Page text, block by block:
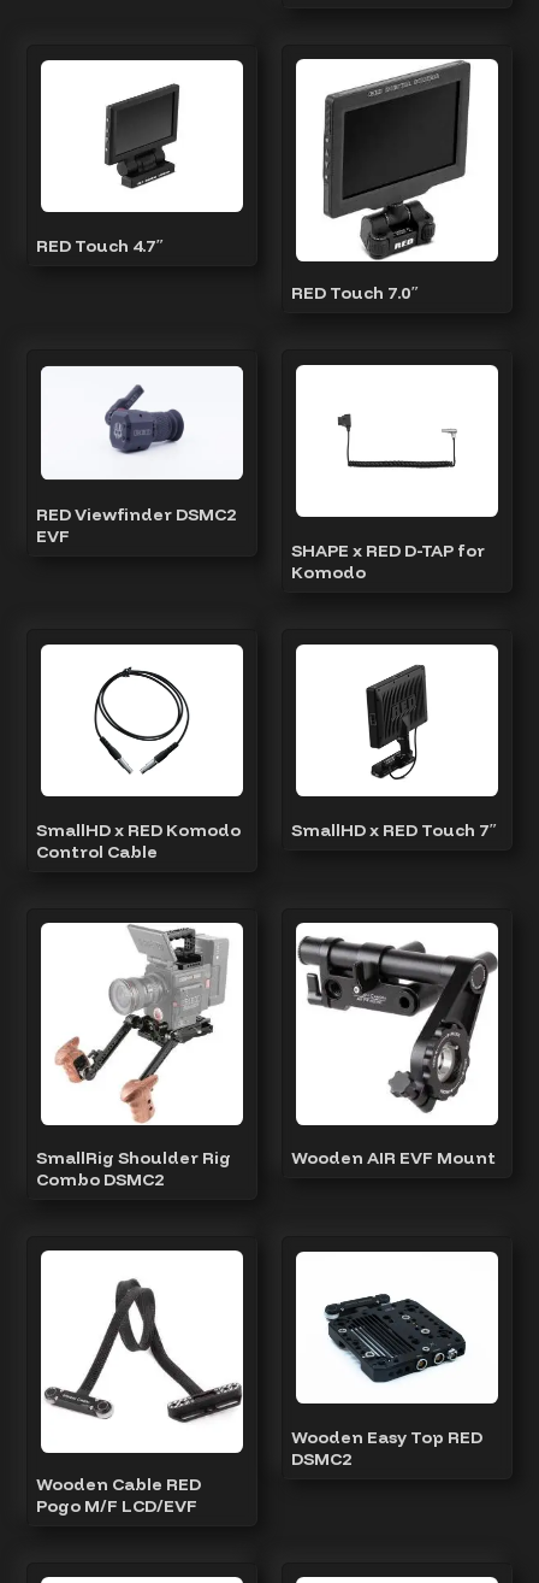
RED Touch 4.7″
RED Touch 7.0″
RED Viewfinder DSMC2
EVF
SHAPE x RED D-TAP for
Komodo
SmallHD x RED Komodo
Control Cable
SmallHD x RED Touch 7″
SmallRig Shoulder Rig
Combo DSMC2
Wooden AIR EVF Mount
Wooden Cable RED
Pogo M/F LCD/EVF
Wooden Easy Top RED
DSMC2